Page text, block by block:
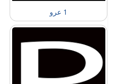
1 عرو